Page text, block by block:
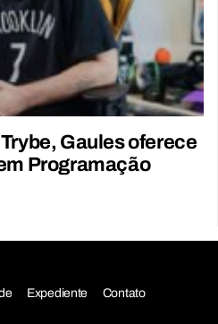
Gaules oferece
Programação
Expediente Contato